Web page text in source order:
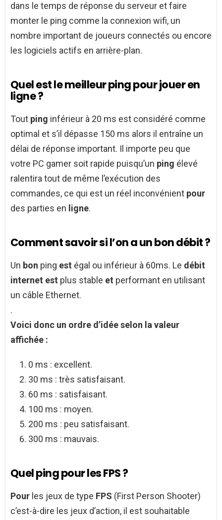
dans le temps de réponse du serveur et faire
monter le ping comme la connexion wifi, un
nombre important de joueurs connectés ou encore
les logiciels actifs en arrière-plan.
Quel est le meilleur ping pour jouer en
ligne ?
Tout ping inférieur à 20 ms est considéré comme
optimal et s’il dépasse 150 ms alors il entraîne un
délai de réponse important. Il importe peu que
votre PC gamer soit rapide puisqu’un ping élevé
ralentira tout de même l’exécution des
commandes, ce qui est un réel inconvénient pour
des parties en ligne.
Comment savoir si l’on a un bon débit ?
Un bon ping est égal ou inférieur à 60ms. Le débit
internet est plus stable et performant en utilisant
un câble Ethernet.
.
Voici donc un ordre d’idée selon la valeur
affichée :
0 ms : excellent.
30 ms : très satisfaisant.
60 ms : satisfaisant.
100 ms : moyen.
200 ms : peu satisfaisant.
300 ms : mauvais.
Quel ping pour les FPS ?
Pour les jeux de type FPS (First Person Shooter)
c’est-à-dire les jeux d’action, il est souhaitable